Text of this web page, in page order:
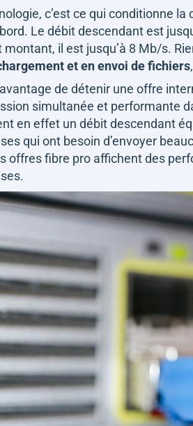
c’est ce qui conditionne
Le débit descendant est
montant, il est jusqu’à 8 Mb/s.
et en envoi de fichiers
de détenir une offre
simultanée et performante
en effet un débit descendant
qui ont besoin d’envoyer
offres fibre pro affichent des